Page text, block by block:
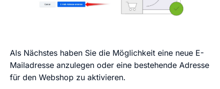
Als Nächstes haben Sie die Möglichkeit eine neue E-
Mailadresse anzulegen oder eine bestehende Adresse
für den Webshop zu aktivieren.